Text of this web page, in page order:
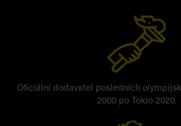
Oficiální dodavatel posledních
2000 po Tokio 2020.